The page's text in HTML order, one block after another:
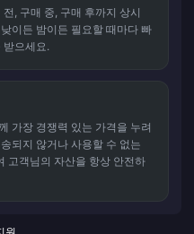
, 구매 중, 구매 후까지 상시
이든 밤이든 필요할 때마다 빠
받으세요.
가장 경쟁력 있는 가격을 누려
되지 않거나 사용할 수 없는
고객님의 자산을 항상 안전하